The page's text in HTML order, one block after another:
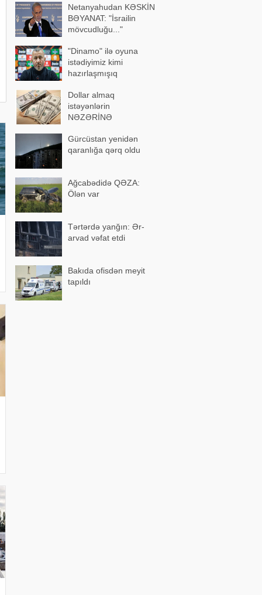
Netanyahudan KƏSKİN
BƏYANAT: "İsrailin
mövcudluğu..."
"Dinamo" ilə oyuna
istədiyimiz kimi
hazırlaşmışıq
Dollar almaq
istəyənlərin
NƏZƏRİNƏ
Gürcüstan yenidən
qaranlığa qərq oldu
Ağcabədidə QƏZA:
Ölən var
Tərtərdə yanğın: Ər-
arvad vəfat etdi
Bakıda ofisdən meyit
tapıldı